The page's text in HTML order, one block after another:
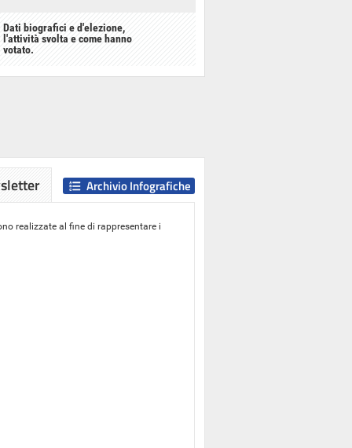
Dati biografici e d'elezione,
l'attività svolta e come hanno
votato.
realizzate al fine di rappresentare i
Archivio Infografiche